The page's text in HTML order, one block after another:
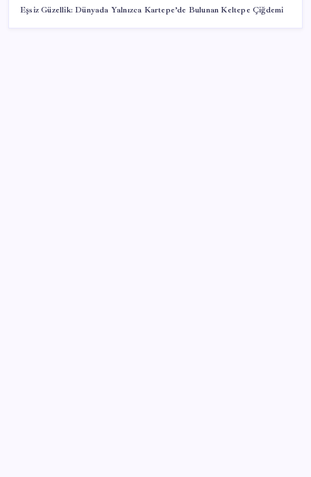
Eşsiz Güzellik: Dünyada Yalnızca Kartepe’de Bulunan Keltepe Çiğdemi